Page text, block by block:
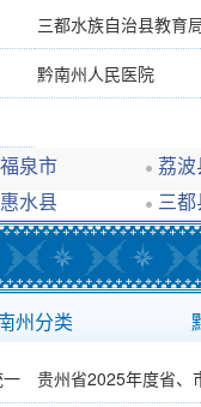
三都水族自治县教育
黔南州人民医院
福泉市
荔
惠水县 三
州分类
贵州省2025年度省、